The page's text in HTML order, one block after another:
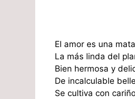
El amor es una
La más linda del
Bien hermosa y
De incalculable
Se cultiva con